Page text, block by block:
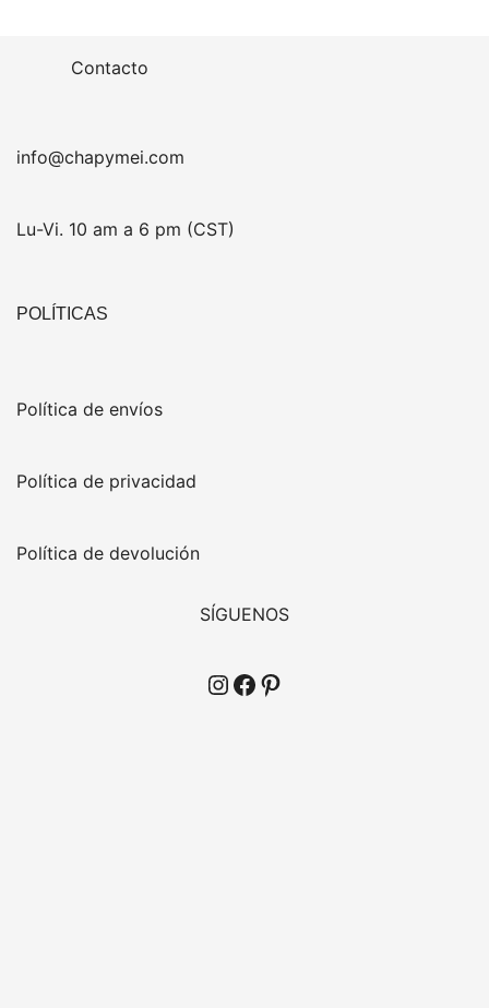
Contacto
info@chapymei.com
Lu-Vi. 10 am a 6 pm (CST)
POLÍTICAS
Política de envíos
Política de privacidad
Política de devolución
SÍGUENOS
Instagram
Facebook
Pinterest